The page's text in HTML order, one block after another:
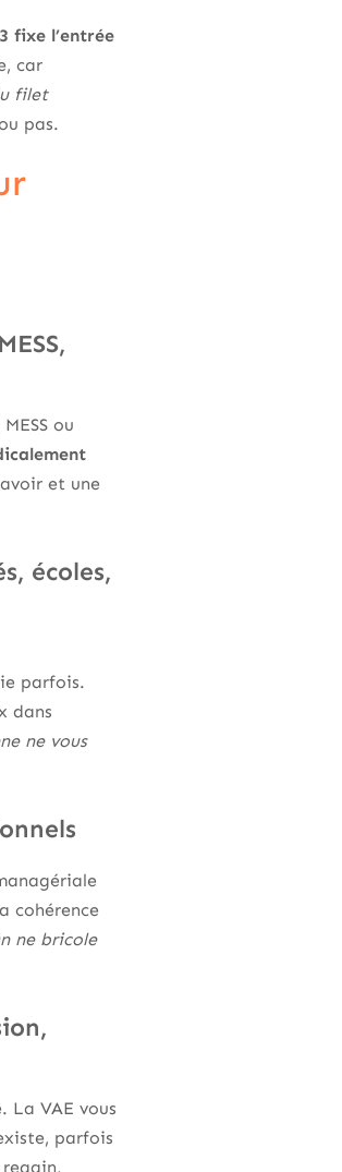
fixe l’entrée
car
filet
pas.
ou
et une
écoles,
parfois.
dans
ne vous
cohérence
ne bricole
La VAE vous
parfois